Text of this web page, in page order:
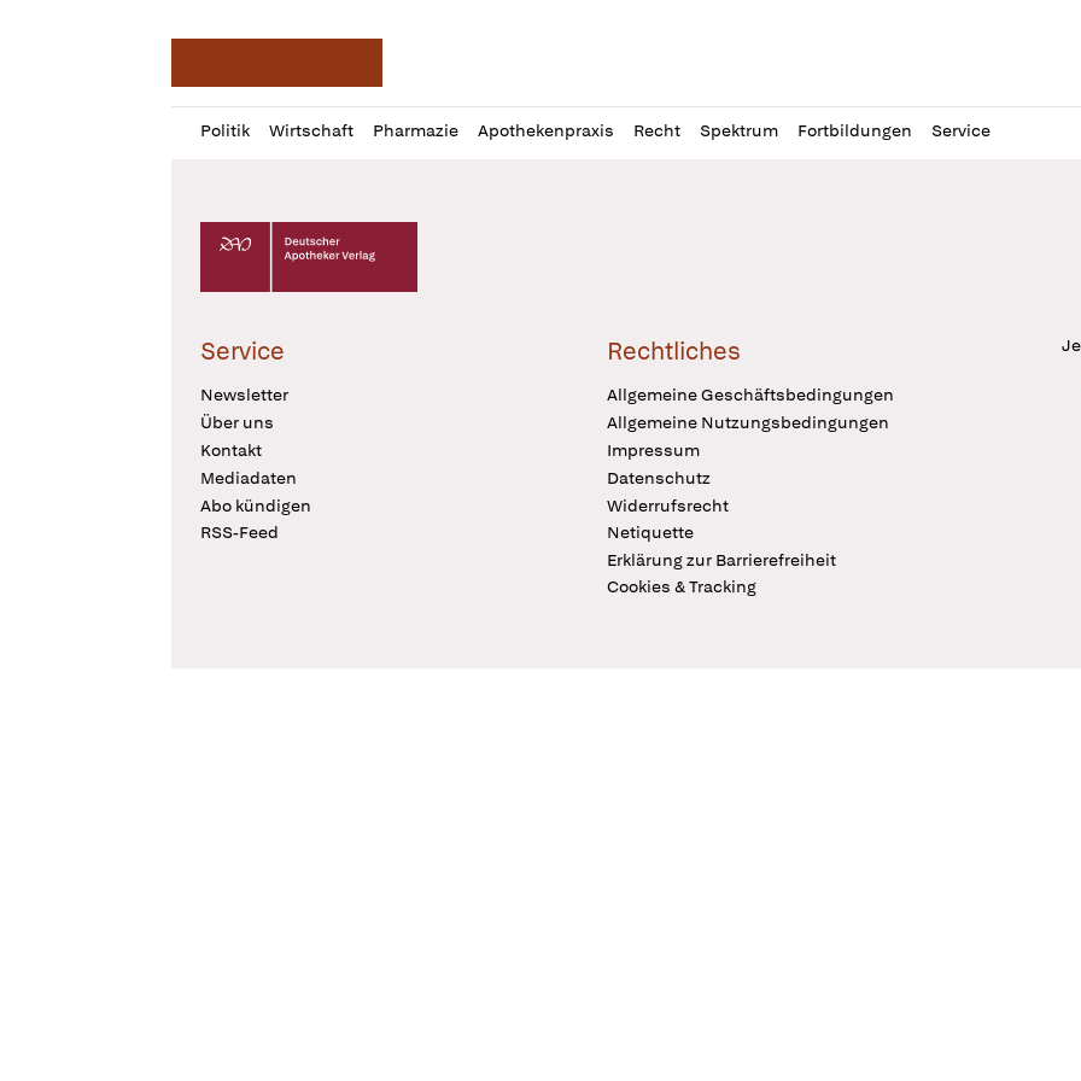
Politik Wirtschaft Pharmazie Apothekenpraxis Recht Spektrum Fortbildungen Service
Profil
öffnen
Daz
Pur
Deutscher Apotheker Verlag Logo
Service
Newsletter
Über uns
Kontakt
Mediadaten
Abo kündigen
RSS-Feed
Rechtliches
Allgemeine Geschäftsbedingungen
Allgemeine Nutzungsbedingungen
Impressum
Datenschutz
Widerrufsrecht
Netiquette
Erklärung zur Barrierefreiheit
Cookies & Tracking